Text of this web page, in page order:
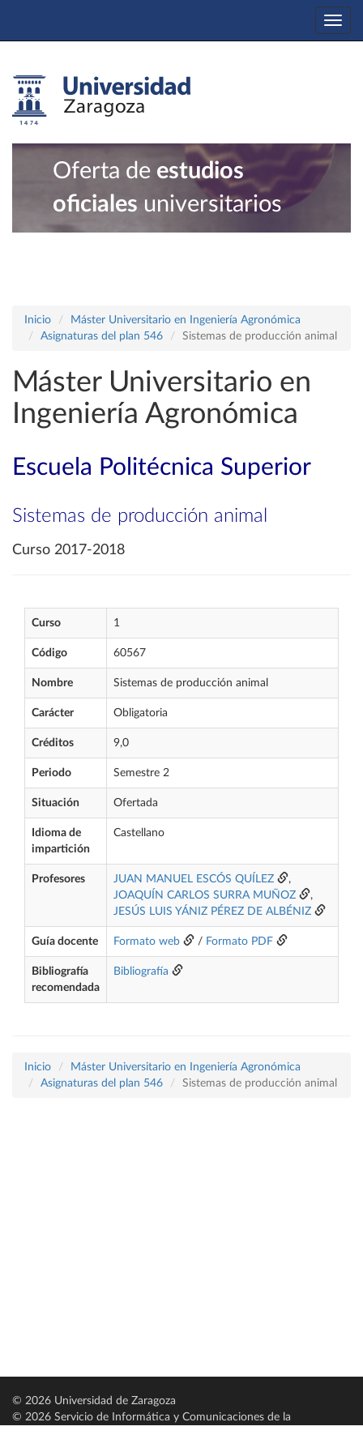
Oferta de estudios
oficiales universitarios
Inicio
Máster Universitario en Ingeniería Agronómica
Asignaturas del plan 546
Sistemas de producción animal
Máster Universitario en
Ingeniería Agronómica
Escuela Politécnica Superior
Sistemas de producción animal
Curso 2017-2018
Curso 1
Código 60567
Nombre Sistemas de producción animal
Carácter Obligatoria
Créditos 9,0
Periodo Semestre 2
Situación Ofertada
Idioma de
impartición
Castellano
Profesores JUAN MANUEL ESCÓS QUÍLEZ
,
JOAQUÍN CARLOS SURRA MUÑOZ
,
JESÚS LUIS YÁNIZ PÉREZ DE ALBÉNIZ
Guía docente Formato web / Formato PDF
Bibliografía
recomendada
Bibliografía
Inicio
Máster Universitario en Ingeniería Agronómica
Asignaturas del plan 546
Sistemas de producción animal
© 2026 Universidad de Zaragoza
© 2026 Servicio de Informática y Comunicaciones de la